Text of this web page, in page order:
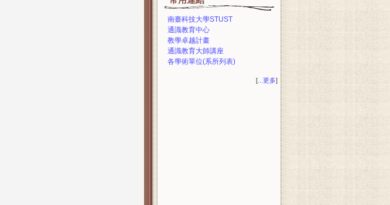
南臺科技大學STUST
通識教育中心
教學卓越計畫
通識教育大師講座
各學術單位(系所列表)
[ ...更多]